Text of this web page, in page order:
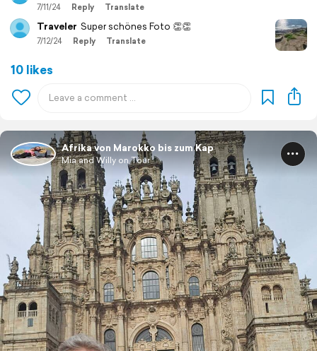
7/11/24 Reply Translate
Traveler Super schönes Foto 👏👏
7/12/24 Reply Translate
10 likes
Afrika von Marokko bis zum Kap
Mia and Willy on Tour